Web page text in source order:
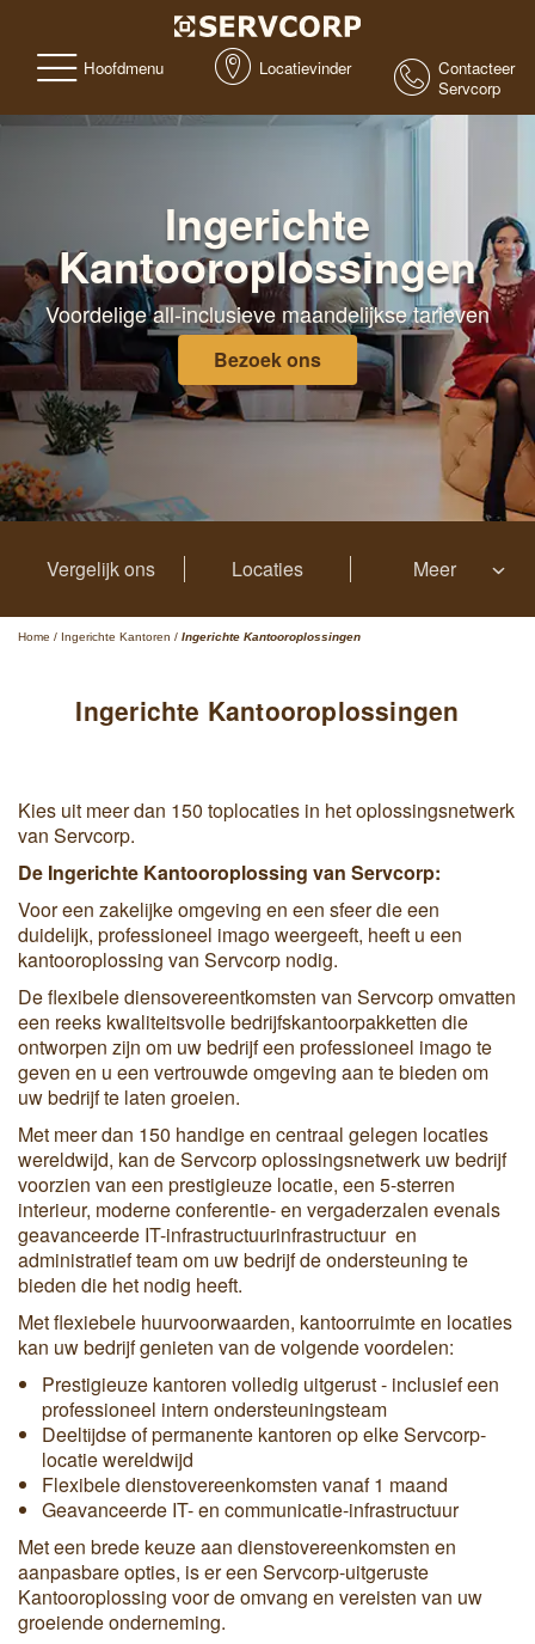
Hoofdmenu Locatievinder
Contacteer
Servcorp
Ingerichte
Kantooroplossingen
Voordelige all-inclusieve maandelijkse tarieven
Bezoek ons
Vergelijk ons Locaties Meer
Home / Ingerichte Kantoren / Ingerichte Kantooroplossingen
Ingerichte Kantooroplossingen
Kies uit meer dan 150 toplocaties in het oplossingsnetwerk
van Servcorp.
De Ingerichte Kantooroplossing van Servcorp:
Voor een zakelijke omgeving en een sfeer die een
duidelijk, professioneel imago weergeeft, heeft u een
kantooroplossing van Servcorp nodig.
De flexibele diensovereentkomsten van Servcorp omvatten
een reeks kwaliteitsvolle bedrijfskantoorpakketten die
ontworpen zijn om uw bedrijf een professioneel imago te
geven en u een vertrouwde omgeving aan te bieden om
uw bedrijf te laten groeien.
Met meer dan 150 handige en centraal gelegen locaties
wereldwijd, kan de Servcorp oplossingsnetwerk uw bedrijf
voorzien van een prestigieuze locatie, een 5-sterren
interieur, moderne conferentie- en vergaderzalen evenals
geavanceerde IT-infrastructuurinfrastructuur en
administratief team om uw bedrijf de ondersteuning te
bieden die het nodig heeft.
Met flexiebele huurvoorwaarden, kantoorruimte en locaties
kan uw bedrijf genieten van de volgende voordelen:
Prestigieuze kantoren volledig uitgerust - inclusief een
professioneel intern ondersteuningsteam
Deeltijdse of permanente kantoren op elke Servcorp-
locatie wereldwijd
Flexibele dienstovereenkomsten vanaf 1 maand
Geavanceerde IT- en communicatie-infrastructuur
Met een brede keuze aan dienstovereenkomsten en
aanpasbare opties, is er een Servcorp-uitgeruste
Kantooroplossing voor de omvang en vereisten van uw
groeiende onderneming.